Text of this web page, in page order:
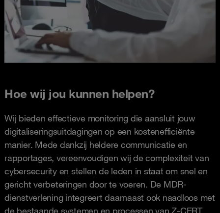
Hoe wij jou kunnen helpen?
Wij bieden effectieve monitoring die aansluit jouw
digitaliseringsuitdagingen op een kostenefficiënte
manier. Mede dankzij heldere communicatie en
rapportages, vereenvoudigen wij de complexiteit van
cybersecurity en stellen de leden in staat om snel en
gericht verbeteringen door te voeren. De MDR-
dienstverlening integreert daarnaast ook naadloos met
de bestaande systemen en processen van Z-CERT.